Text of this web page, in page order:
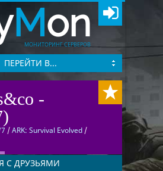
Mon
МОНИТОРИНГ СЕРВЕРОВ
ПЕРЕЙТИ В...
-
/ARK: Survival Evolved /
С ДРУЗЬЯМИ